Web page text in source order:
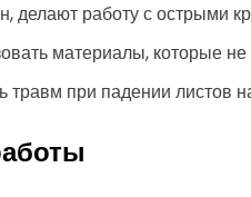
делают работу с острыми
материалы, которые
травм при падении листов